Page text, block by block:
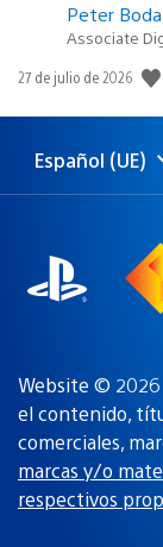
Peter Boda
Associate
Fecha
publicación:
27 de julio de 2026
Selecciona
Región
Español (UE)
Website ©
el contenido,
comerciales,
marcas y/o
respectivos